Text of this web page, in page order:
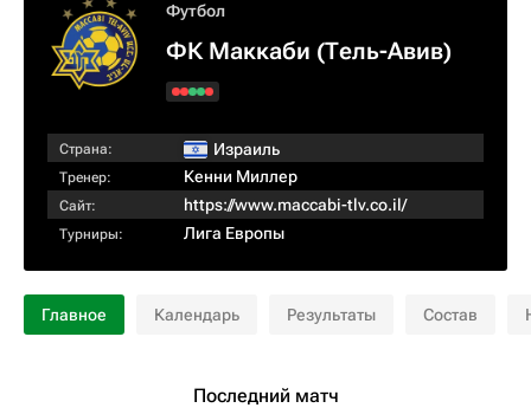
Футбол
ФК Маккаби (Тель-Авив)
Страна: Израиль
Тренер: Кенни Миллер
Сайт: https://www.maccabi-tlv.co.il/
Турниры: Лига Европы
Главное Календарь Результаты Состав
Последний матч